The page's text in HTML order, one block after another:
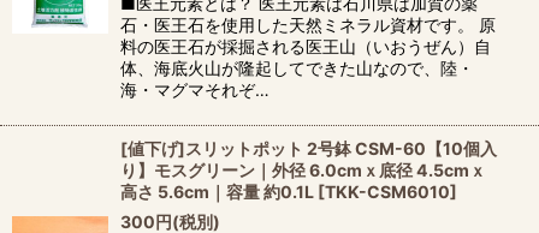
石・医王石を使用した天然ミネラル資材です。 原
料の医王石が採掘される医王山（いおうぜん）自
体、海底火山が隆起してできた山なので、陸・
海・マグマそれぞ…
[値下げ]スリットポット 2号鉢 CSM-60【10個入
り】モスグリーン｜外径 6.0cmｘ底径 4.5cmｘ
高さ 5.6cm｜容量 約0.1L [TKK-CSM6010]
300円(税別)